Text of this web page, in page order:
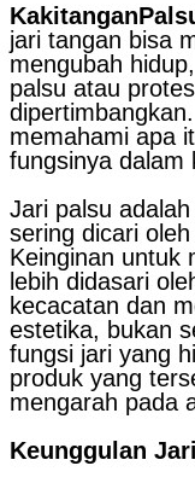
jari tangan bisa
mengubah
palsu atau
memahami apa
fungsinya dalam
Jari palsu
sering dicari
Keinginan untuk
lebih didasari
kecacatan dan
estetika, bukan
fungsi jari yang
produk yang
mengarah pada
Keunggulan